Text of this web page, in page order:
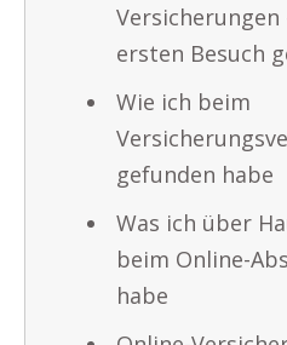
ersten Besuch
Wie ich beim
gefunden habe
Was ich über
beim Online-
habe